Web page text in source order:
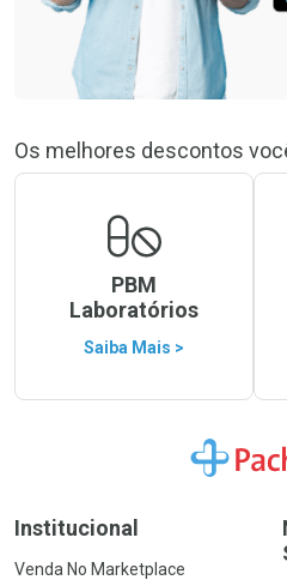
Os melhores descontos
PBM
Laboratórios
Saiba Mais >
Ir para a
Institucional
Venda No Marketplace